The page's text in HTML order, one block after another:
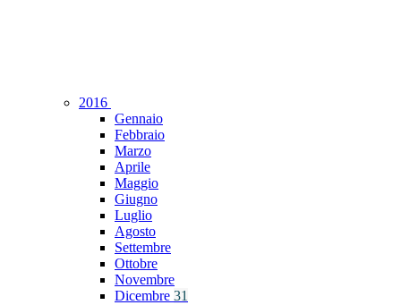
2016
Gennaio
Febbraio
Marzo
Aprile
Maggio
Giugno
Luglio
Agosto
Settembre
Ottobre
Novembre
Dicembre 31